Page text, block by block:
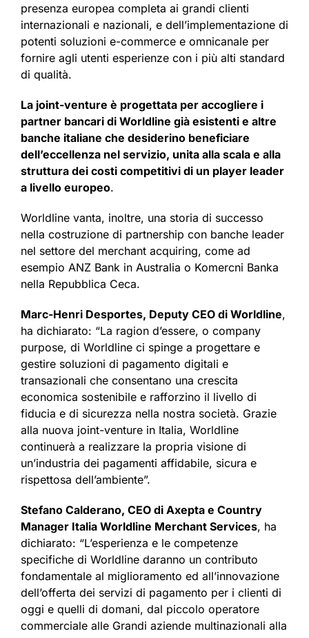
presenza europea completa ai grandi clienti
internazionali e nazionali, e dell’implementazione di
potenti soluzioni e-commerce e omnicanale per
fornire agli utenti esperienze con i più alti standard
di qualità.
La joint-venture è progettata per accogliere i
partner bancari di Worldline già esistenti e altre
banche italiane che desiderino beneficiare
dell’eccellenza nel servizio, unita alla scala e alla
struttura dei costi competitivi di un player leader
a livello europeo.
Worldline vanta, inoltre, una storia di successo
nella costruzione di partnership con banche leader
nel settore del merchant acquiring, come ad
esempio ANZ Bank in Australia o Komercni Banka
nella Repubblica Ceca.
Marc-Henri Desportes, Deputy CEO di Worldline,
ha dichiarato: “La ragion d’essere, o company
purpose, di Worldline ci spinge a progettare e
gestire soluzioni di pagamento digitali e
transazionali che consentano una crescita
economica sostenibile e rafforzino il livello di
fiducia e di sicurezza nella nostra società. Grazie
alla nuova joint-venture in Italia, Worldline
continuerà a realizzare la propria visione di
un’industria dei pagamenti affidabile, sicura e
rispettosa dell’ambiente”.
Stefano Calderano, CEO di Axepta e Country
Manager Italia Worldline Merchant Services, ha
dichiarato: “L’esperienza e le competenze
specifiche di Worldline daranno un contributo
fondamentale al miglioramento ed all’innovazione
dell’offerta dei servizi di pagamento per i clienti di
oggi e quelli di domani, dal piccolo operatore
commerciale alle Grandi aziende multinazionali alla